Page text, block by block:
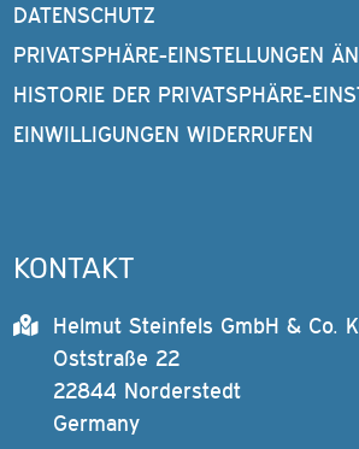
DATENSCHUTZ
PRIVATSPHÄRE-EINSTELLUNGEN
HISTORIE DER PRIVATSPHÄRE-
EINWILLIGUNGEN WIDERRUFEN
KONTAKT
Helmut Steinfels GmbH & Co.
Oststraße 22
22844 Norderstedt
Germany